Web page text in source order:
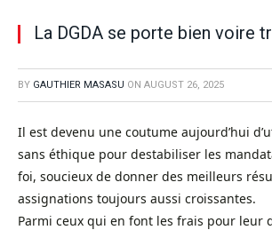
La DGDA se porte bien voire
BY GAUTHIER MASASU ON AUGUST 26, 2025
Il est devenu une coutume aujourd’hui
sans éthique pour destabiliser les
foi, soucieux de donner des meilleurs
assignations toujours aussi croissantes.
Parmi ceux qui en font les frais pour leur